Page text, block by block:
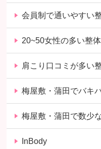
会員制で通いやすい
20~50女性の多い整体
肩こり口コミが多い
梅屋敷・蒲田でバキ
梅屋敷・蒲田で数少
InBody